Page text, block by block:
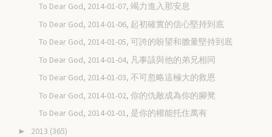
To Dear God, 2014-01-07, 竭力進入那安息
To Dear God, 2014-01-06, 起初確實的信心堅持到底
To Dear God, 2014-01-05, 可誇的盼望和膽量堅持到底
To Dear God, 2014-01-04, 凡事該與他的弟兄相同
To Dear God, 2014-01-03, 不可忽略這極大的救恩
To Dear God, 2014-01-02, 你的仇敵成為你的腳凳
To Dear God, 2014-01-01, 是你的權能托住萬有
► 2013 (365)